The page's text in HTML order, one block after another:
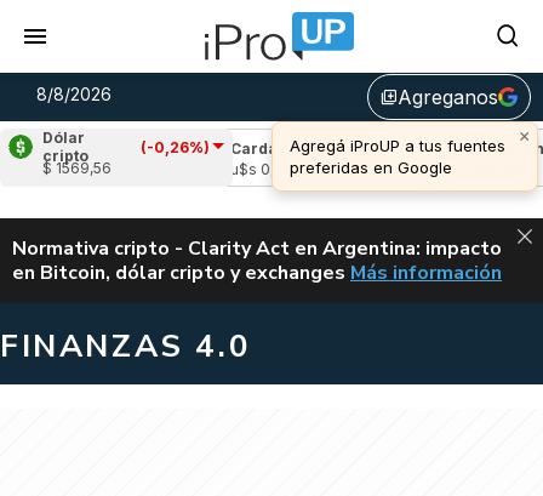
8/8/2026 library_addAgreganos
×
Agregá iProUP a tus fuentes
preferidas en Google
Dólar
cripto
(-0,26%)
$ 1569,56
(0,69%)
Cardano
(-1,44%)
u$s 0,20
Avalanche
u$s 6,52
ALERTA
Normativa cripto - Clarity Act en Argentina: impacto
en Bitcoin, dólar cripto y exchanges CLARITY ACT EN
Más información
FINANZAS 4.0